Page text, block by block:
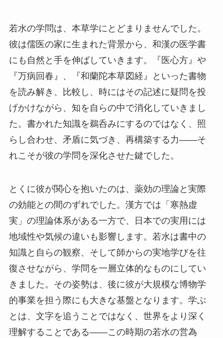
若水の学問は、本草学にとどまりませんでした。
彼は儒医の家に生まれた背景から、和漢の医学書
にも自然と手を伸ばしていきます。『医心方』や
『万病回春』、『和蘭陀本草図経』といった書物
を読み解き、比較し、時にはその記述に疑問を投
げかけながら、知を自らの中で消化していきまし
た。書かれた知識を鵜呑みにするのではなく、照
らし合わせ、矛盾に気づき、再構築する力――そ
れこそが彼の学問を深化させた鍵でした。
とくに彼が関心を抱いたのは、薬効の理論と実際
の効能との間のずれでした。漢方では「寒熱虚
実」の理論体系がある一方で、日本での実用には
地域性や気候の違いも影響します。若水は書中の
知識と自らの観察、そして師からの実地学びを往
復させながら、学問を一層立体的なものにしてい
きました。その姿勢は、後に彼が大規模な博物学
的事業を担う際にも大きな基盤となります。学ぶ
とは、文字を追うことではなく、世界をより深く
理解することである――この時期の若水の営為